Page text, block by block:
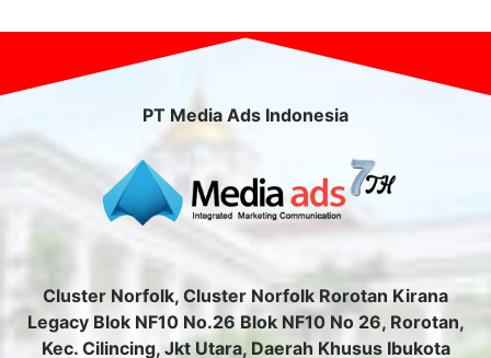
PT Media Ads Indonesia
Cluster Norfolk, Cluster Norfolk Rorotan Kirana
Legacy Blok NF10 No.26 Blok NF10 No 26, Rorotan,
Kec. Cilincing, Jkt Utara, Daerah Khusus Ibukota